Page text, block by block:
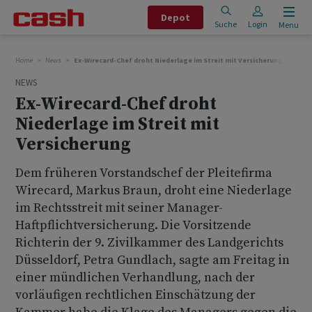
Depot
Suche Login Menu
Home News Ex-Wirecard-Chef droht Niederlage im Streit mit Versicherung
NEWS
Ex-Wirecard-Chef droht
Niederlage im Streit mit
Versicherung
Dem früheren Vorstandschef der Pleitefirma
Wirecard, Markus Braun, droht eine Niederlage
im Rechtsstreit mit seiner Manager-
Haftpflichtversicherung. Die Vorsitzende
Richterin der 9. Zivilkammer des Landgerichts
Düsseldorf, Petra Gundlach, sagte am Freitag in
einer mündlichen Verhandlung, nach der
vorläufigen rechtlichen Einschätzung der